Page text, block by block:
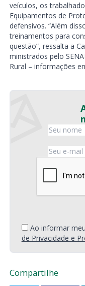
veículos, os
Equipamentos de
defensivos. “Além
treinamentos para
questão”, ressalta a
ministrados pelo
Rural – informações
Ao informar
de Privacidade e
Compartilhe